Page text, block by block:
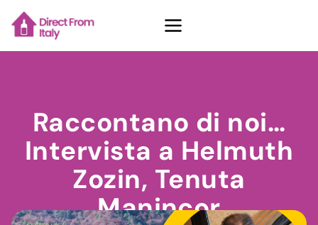
Casi Studio
Chi Siamo
Raccontano di noi…
Intervista a Helmuth
Zozin, Tenuta
Manincor